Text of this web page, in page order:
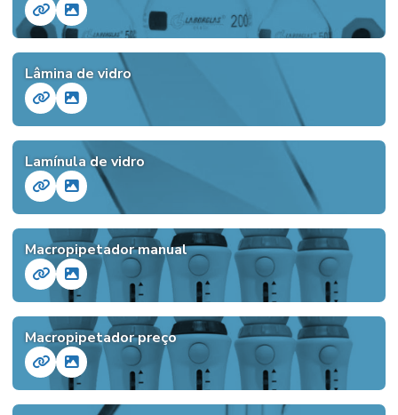
Lâmina de vidro
Lamínula de vidro
Macropipetador manual
Macropipetador preço